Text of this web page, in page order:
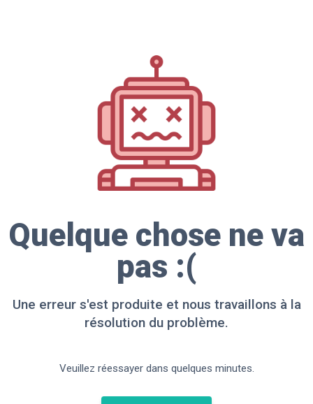
Quelque chose ne va
pas :(
Une erreur s'est produite et nous travaillons à la
résolution du problème.
Veuillez réessayer dans quelques minutes.